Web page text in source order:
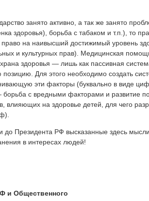
занято активно, а так же занято
здоровья), борьба с табаком и т.п.), то
на наивысший достижимый уровень
и культурных прав). Медицинская
здоровья — лишь как пассивная
позицию. Для этого необходимо создать
эти факторы (буквально в виде
с вредными факторами и развитие
влияющих на здоровье детей, для чего
Президента РФ высказанные здесь
в интересах людей!
и Общественного